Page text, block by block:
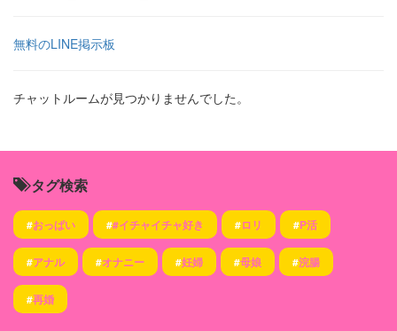
無料のLINE掲示板
チャットルームが見つかりませんでした。
タグ検索
#おっぱい ##イチャイチャ好き #ロリ #P活
#アナル #オナニー #妊婦 #母娘 #浣腸
#再婚